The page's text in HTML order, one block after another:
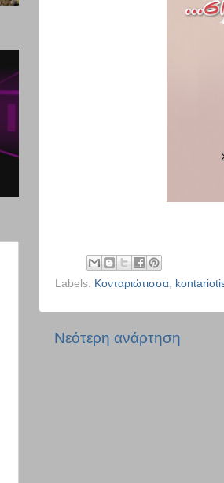
Labels: Κονταριώτισσα
Νεότερη ανάρτηση